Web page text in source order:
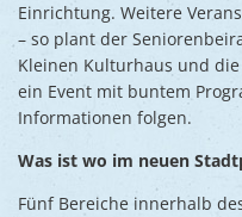
Einrichtung. Weitere
– so plant der
Kleinen Kulturhaus und
ein Event mit buntem
Informationen folgen.
Was ist wo im neuen
Fünf Bereiche innerhalb